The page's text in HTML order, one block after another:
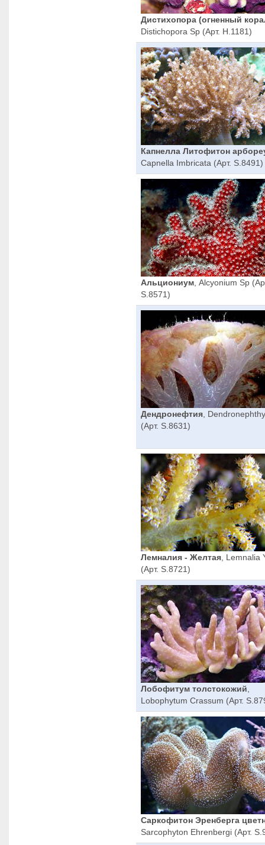
Дистихопора (огненный
Distichopora Sp (Арт. H.1181)
Капнелла Литофитон
Capnella Imbricata (Арт. S.8491)
Альциониум , Alcyonium Sp
S.8571)
Дендронефтия ,
(Арт. S.8631)
Лемналия - Желтая , Lemnalia
(Арт. S.8721)
Лобофитум толстокожий
Lobophytum Crassum (Арт.
Саркофитон Эренберга
Sarcophyton Ehrenbergi (Арт.